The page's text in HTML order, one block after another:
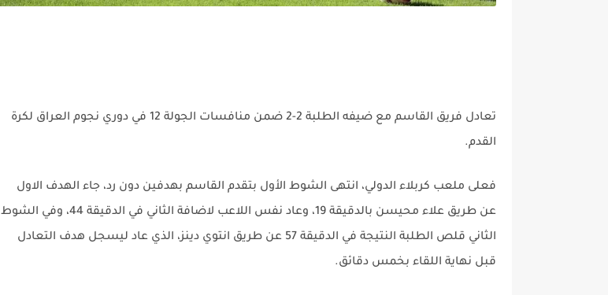
تعادل فريق القاسم مع ضيفه الطلبة 2-2 ضمن منافسات الجولة 12 في دوري نجوم العراق لكرة
القدم.
فعلى ملعب كربلاء الدولي، انتهى الشوط الأول بتقدم القاسم بهدفين دون رد، جاء الهدف الاول
عن طريق علاء محيسن بالدقيقة 19، وعاد نفس اللاعب لاضافة الثاني في الدقيقة 44، وفي الشوط
الثاني قلص الطلبة النتيجة في الدقيقة 57 عن طريق انتوي دينز، الذي عاد ليسجل هدف التعادل
قبل نهاية اللقاء بخمس دقائق.